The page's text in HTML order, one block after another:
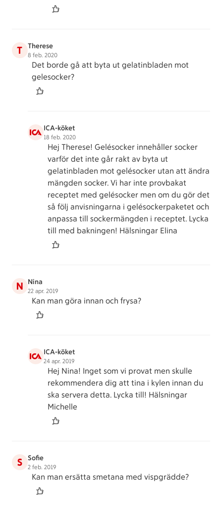
T Therese
8 feb. 2020
Det borde gå att byta ut gelatinbladen mot
gelesocker?
ICA-köket
18 feb. 2020
Hej Therese! Gelésocker innehåller socker
varför det inte går rakt av byta ut
gelatinbladen mot gelésocker utan att ändra
mängden socker. Vi har inte provbakat
receptet med gelésocker men om du gör det
så följ anvisningarna i gelésockerpaketet och
anpassa till sockermängden i receptet. Lycka
till med bakningen! Hälsningar Elina
N Nina
22 apr. 2019
Kan man göra innan och frysa?
ICA-köket
24 apr. 2019
Hej Nina! Inget som vi provat men skulle
rekommendera dig att tina i kylen innan du
ska servera detta. Lycka till! Hälsningar
Michelle
S Sofie
2 feb. 2019
Kan man ersätta smetana med vispgrädde?